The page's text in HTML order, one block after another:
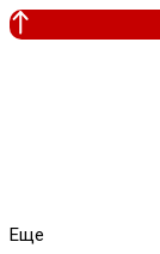
Еще